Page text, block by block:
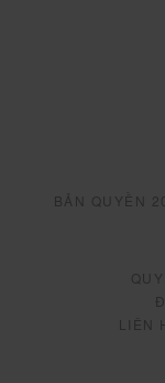
BẢN QUYỀN
LIÊN